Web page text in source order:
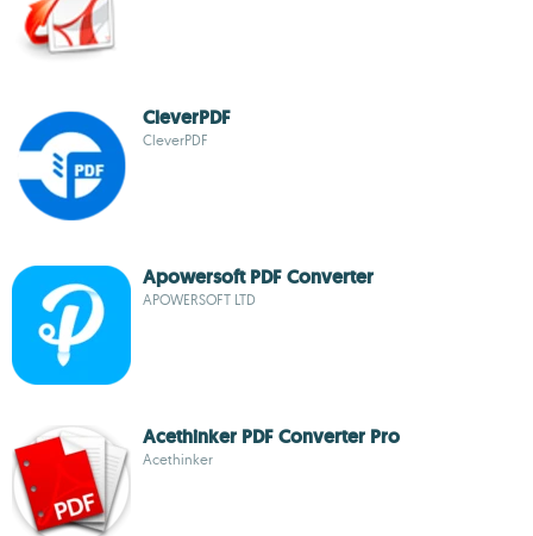
CleverPDF
CleverPDF
Apowersoft PDF Converter
APOWERSOFT LTD
Acethinker PDF Converter Pro
Acethinker